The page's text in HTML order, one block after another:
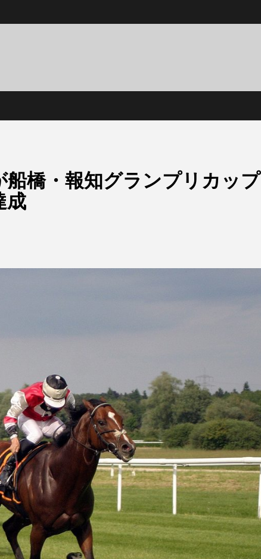
橋・報知グランプリカップ
成